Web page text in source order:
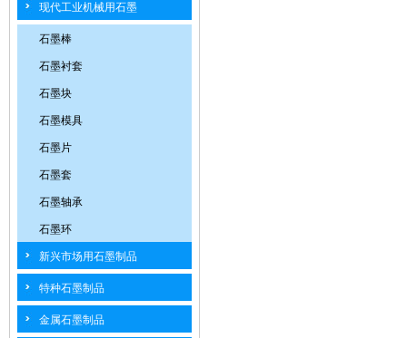
现代工业机械用石墨
石墨棒
石墨衬套
石墨块
石墨模具
石墨片
石墨套
石墨轴承
石墨环
新兴市场用石墨制品
特种石墨制品
金属石墨制品